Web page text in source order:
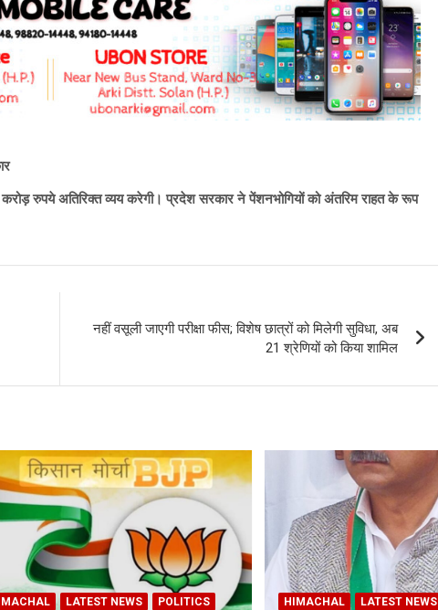
रुपये अतिरिक्त व्यय करेगी। प्रदेश सरकार ने पेंशनभोगियों को अंतरिम राहत के रूप
नहीं वसूली जाएगी परीक्षा फीस; विशेष छात्रों को मिलेगी सुविधा, अब
21 श्रेणियों को किया शामिल
LATEST NEWS POLITICS HIMACHAL LATEST NEWS